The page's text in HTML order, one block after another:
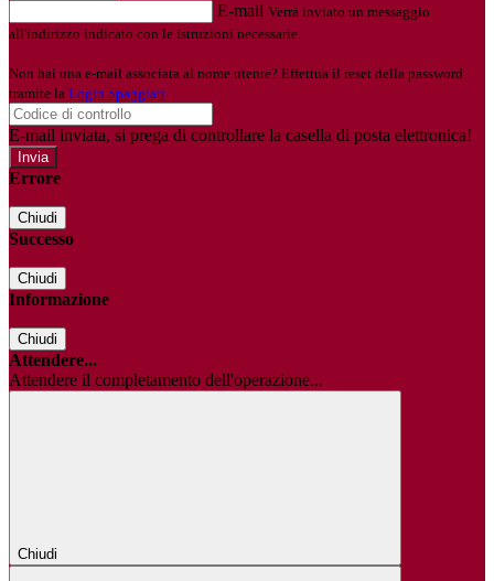
E-mail Verrà inviato un messaggio
all'indirizzo indicato con le istruzioni necessarie.
Non hai una e-mail associata al nome utente? Effettua il reset della password
tramite la Login Spaggiari
E-mail inviata, si prega di controllare la casella di posta elettronica!
Errore
Chiudi
Successo
Chiudi
Informazione
Chiudi
Attendere...
Attendere il completamento dell'operazione...
Chiudi